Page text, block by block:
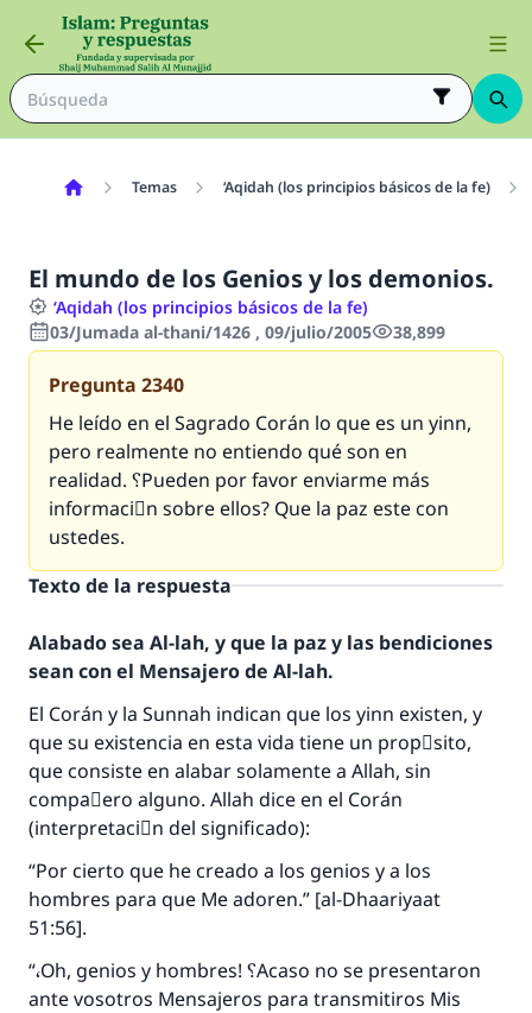
Temas ‘Aqidah (los principios básicos de la fe)
El mundo de los Genios y los demonios.
‘Aqidah (los principios básicos de la fe)
03/Jumada al-thani/1426 , 09/julio/2005
38,899
Pregunta 2340
He leído en el Sagrado Corán lo que es un yinn,
pero realmente no entiendo qué son en
realidad. ؟Pueden por favor enviarme más
informaciَn sobre ellos? Que la paz este con
ustedes.
Texto de la respuesta
Alabado sea Al-lah, y que la paz y las bendiciones
sean con el Mensajero de Al-lah.
El Corán y la Sunnah indican que los yinn existen, y
que su existencia en esta vida tiene un propَsito,
que consiste en alabar solamente a Allah, sin
compaٌero alguno. Allah dice en el Corán
(interpretaciَn del significado):
“Por cierto que he creado a los genios y a los
hombres para que Me adoren.” [al-Dhaariyaat
51:56].
“،Oh, genios y hombres! ؟Acaso no se presentaron
ante vosotros Mensajeros para transmitiros Mis